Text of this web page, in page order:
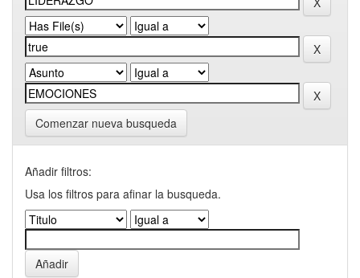
Comenzar nueva busqueda
Añadir filtros:
Usa los filtros para afinar la busqueda.